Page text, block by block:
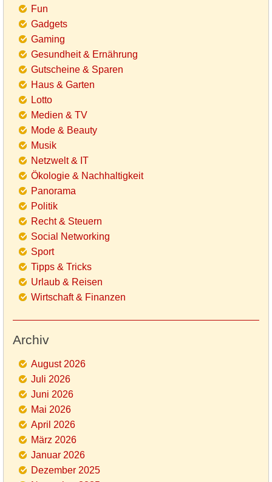
Fun
Gadgets
Gaming
Gesundheit & Ernährung
Gutscheine & Sparen
Haus & Garten
Lotto
Medien & TV
Mode & Beauty
Musik
Netzwelt & IT
Ökologie & Nachhaltigkeit
Panorama
Politik
Recht & Steuern
Social Networking
Sport
Tipps & Tricks
Urlaub & Reisen
Wirtschaft & Finanzen
Archiv
August 2026
Juli 2026
Juni 2026
Mai 2026
April 2026
März 2026
Januar 2026
Dezember 2025